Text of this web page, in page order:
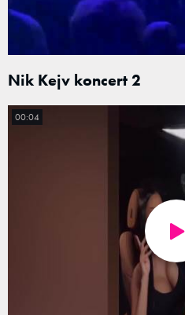
Nik Kejv koncert 2
00:04